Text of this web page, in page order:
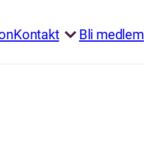
Kontakt Bli medlem